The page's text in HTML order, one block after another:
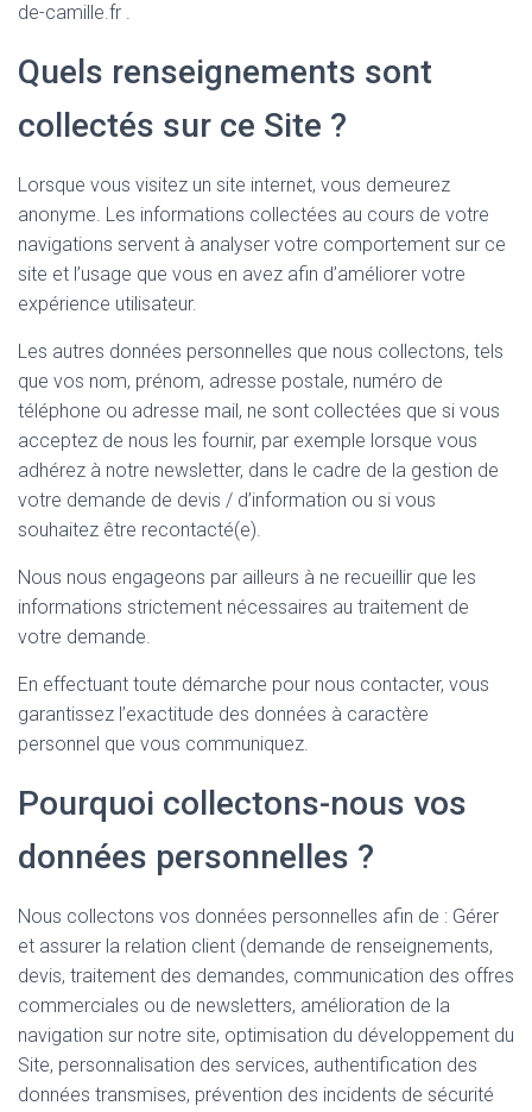
de-camille.fr .
Quels renseignements sont
collectés sur ce Site ?
Lorsque vous visitez un site internet, vous demeurez
anonyme. Les informations collectées au cours de votre
navigations servent à analyser votre comportement sur ce
site et l’usage que vous en avez afin d’améliorer votre
expérience utilisateur.
Les autres données personnelles que nous collectons, tels
que vos nom, prénom, adresse postale, numéro de
téléphone ou adresse mail, ne sont collectées que si vous
acceptez de nous les fournir, par exemple lorsque vous
adhérez à notre newsletter, dans le cadre de la gestion de
votre demande de devis / d’information ou si vous
souhaitez être recontacté(e).
Nous nous engageons par ailleurs à ne recueillir que les
informations strictement nécessaires au traitement de
votre demande.
En effectuant toute démarche pour nous contacter, vous
garantissez l’exactitude des données à caractère
personnel que vous communiquez.
Pourquoi collectons-nous vos
données personnelles ?
Nous collectons vos données personnelles afin de : Gérer
et assurer la relation client (demande de renseignements,
devis, traitement des demandes, communication des offres
commerciales ou de newsletters, amélioration de la
navigation sur notre site, optimisation du développement du
Site, personnalisation des services, authentification des
données transmises, prévention des incidents de sécurité